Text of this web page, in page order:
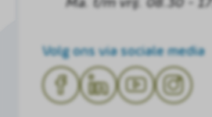
Volg ons via sociale media